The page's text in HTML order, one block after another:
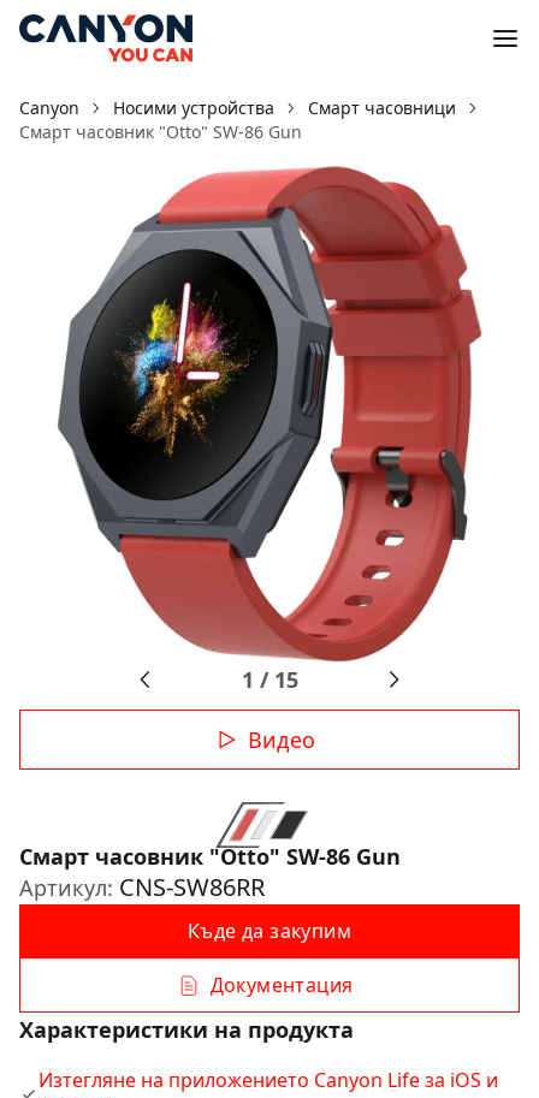
Canyon Носими устройства
Смарт часовници
Смарт часовник "Otto" SW-86 Gun
1 / 15
Видео
Смарт часовник "Otto" SW-86 Gun
Артикул: CNS-SW86RR
Къде да закупим
Документация
Характеристики на продукта
Изтегляне на приложението Canyon Life за iOS и